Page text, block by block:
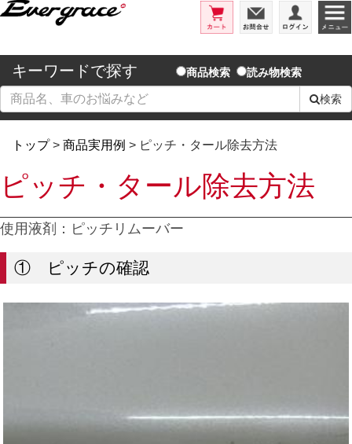
エバーグレイス/洗車用品とコーテ
カート お問合せ ログイ
キーワードで探す 商品検索 読み物検索
検索
トップ> 商品実用例 > ピッチ・タール除去方法
ピッチ・タール除去方法
使用液剤：ピッチリムーバー
① ピッチの確認